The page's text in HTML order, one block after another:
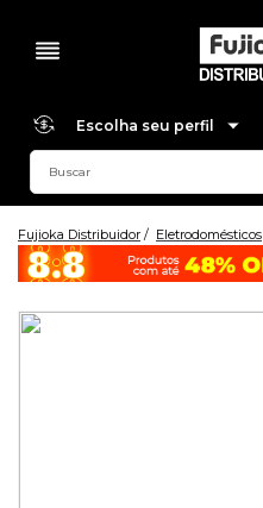
Escolha seu perfil
Fujioka Distribuidor Eletrodomésticos